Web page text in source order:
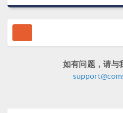
如有问题，请与